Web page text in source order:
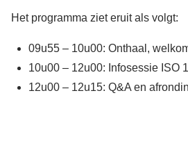
Het programma ziet eruit als volgt:
09u55 – 10u00: Onthaal,
10u00 – 12u00: Infosessie ISO
12u00 – 12u15: Q&A en